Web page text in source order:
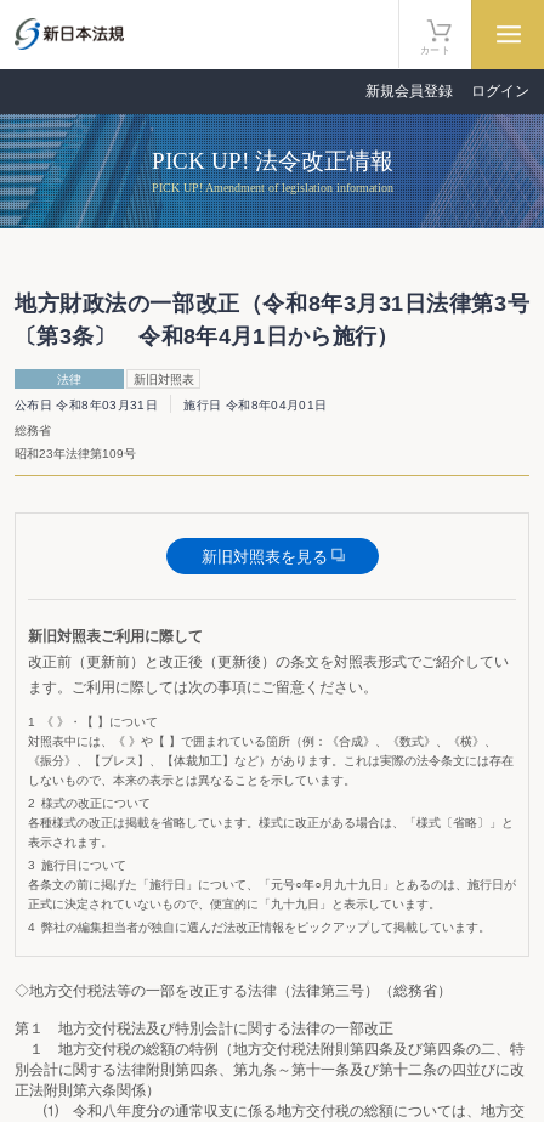
カート
新規会員登録 ログイン
PICK UP! 法令改正情報
PICK UP! Amendment of legislation information
地方財政法の一部改正（令和8年3月31日法律第3号
〔第3条〕 令和8年4月1日から施行）
法律
新旧対照表
公布日 令和8年03月31日
施行日 令和8年04月01日
総務省
昭和23年法律第109号
新旧対照表を見る
新旧対照表ご利用に際して
改正前（更新前）と改正後（更新後）の条文を対照表形式でご紹介してい
ます。ご利用に際しては次の事項にご留意ください。
《 》・【 】について
対照表中には、《 》や【 】で囲まれている箇所（例：《合成》、《数式》、《横》、
《振分》、【ブレス】、【体裁加工】など）があります。これは実際の法令条文には存在
しないもので、本来の表示とは異なることを示しています。
様式の改正について
各種様式の改正は掲載を省略しています。様式に改正がある場合は、「様式〔省略〕」と
表示されます。
施行日について
各条文の前に掲げた「施行日」について、「元号○年○月九十九日」とあるのは、施行日が
正式に決定されていないもので、便宜的に「九十九日」と表示しています。
弊社の編集担当者が独自に選んだ法改正情報をピックアップして掲載しています。
◇地方交付税法等の一部を改正する法律（法律第三号）（総務省）
第１ 地方交付税法及び特別会計に関する法律の一部改正
１ 地方交付税の総額の特例（地方交付税法附則第四条及び第四条の二、特
別会計に関する法律附則第四条、第九条～第十一条及び第十二条の四並びに改
正法附則第六条関係）
⑴ 令和八年度分の通常収支に係る地方交付税の総額については、地方交